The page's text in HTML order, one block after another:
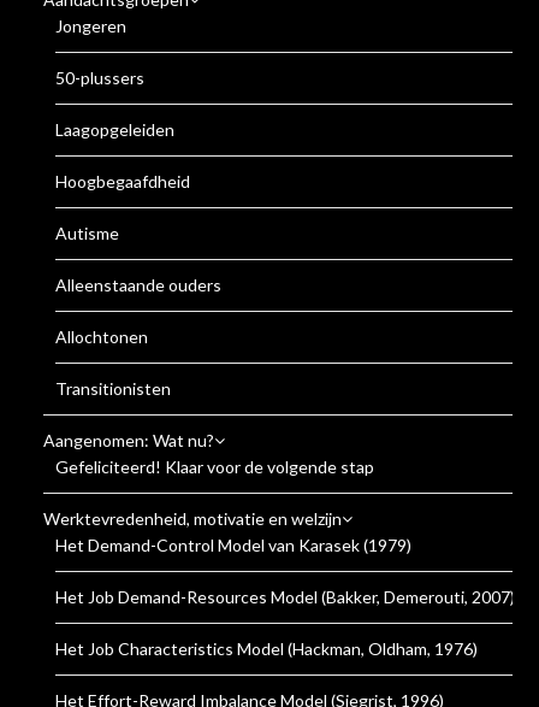
Jongeren
50-plussers
Laagopgeleiden
Hoogbegaafdheid
Autisme
Alleenstaande ouders
Allochtonen
Transitionisten
Aangenomen: Wat nu?
Gefeliciteerd! Klaar voor de volgende stap
Werktevredenheid, motivatie en welzijn
Het Demand-Control Model van Karasek (1979)
Het Job Demand-Resources Model (Bakker, Demerouti, 2007)
Het Job Characteristics Model (Hackman, Oldham, 1976)
Het Effort-Reward Imbalance Model (Siegrist, 1996)